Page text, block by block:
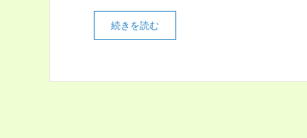
続きを読む